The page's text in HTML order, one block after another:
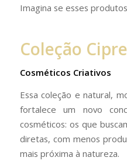
Imagina se esses
Coleção
Cosméticos Criativos
Essa coleção e natural,
fortalece um novo
cosméticos: os que
diretas, com menos
mais próxima à natureza.